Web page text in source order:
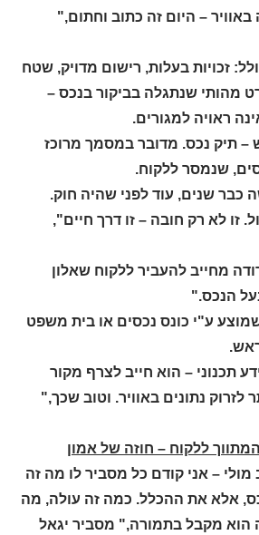
– היום זה כתוב וחתום,"
זכויות בעלות, רישום מדויק, שטח
מהותי שנתגלה בביקור בנכס –
ראויה למגורים.
– תיק נכס. מדובר במסמך מרוכז
שנמסר ללקוח.
כבר שנים, עוד לפני שהיה חוק.
זו לא רק חובה – זו דרך חיים",
מחייב להעביר ללקוח שאלון
הנכס."
ע"י כונס נכסים או בית משפט
תכנוני – הוא חייב לצרף מקור
לזרוק נתונים באוויר. וטוב שכך,"
ללקוח – חוזה של אמון
– אני קודם כל מסביר לו מה זה
אלא את ההכלל. כמה זה עולה, מה
הוא מקבל בתמורה," מסביר יגאל